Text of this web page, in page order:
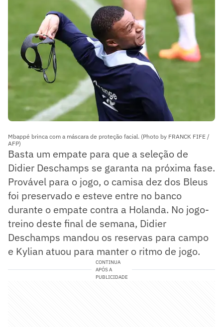
Mbappé brinca com a máscara de proteção facial. (Photo by FRANCK FIFE /
AFP)
Basta um empate para que a seleção de
Didier Deschamps se garanta na próxima fase.
Provável para o jogo, o camisa dez dos Bleus
foi preservado e esteve entre no banco
durante o empate contra a Holanda. No jogo-
treino deste final de semana, Didier
Deschamps mandou os reservas para campo
e Kylian atuou para manter o ritmo de jogo.
CONTINUA
APÓS A
PUBLICIDADE